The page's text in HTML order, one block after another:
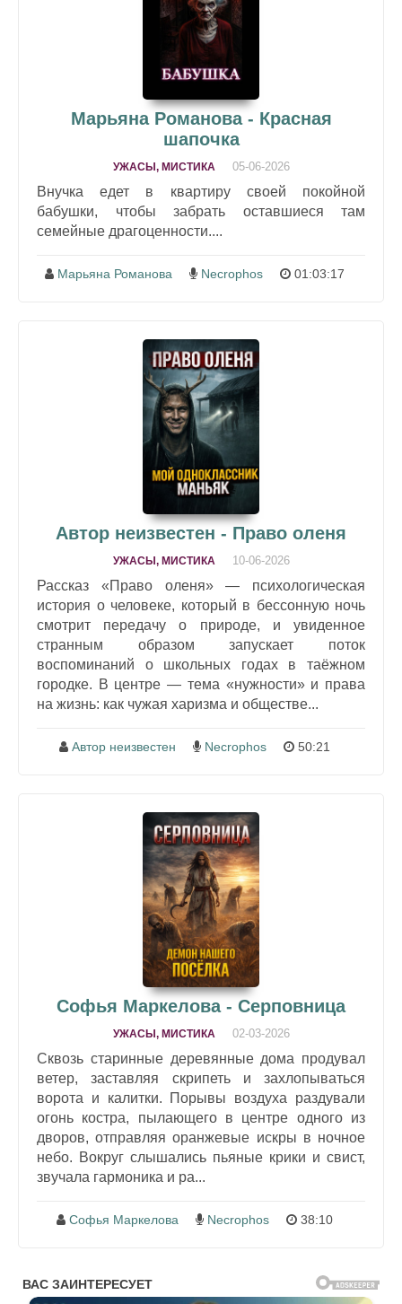
Марьяна Романова - Красная
шапочка
УЖАСЫ, МИСТИКА 05-06-2026
Внучка едет в квартиру своей покойной
бабушки, чтобы забрать оставшиеся там
семейные драгоценности....
Марьяна Романова Necrophos 01:03:17
Автор неизвестен - Право оленя
УЖАСЫ, МИСТИКА 10-06-2026
Рассказ «Право оленя» — психологическая
история о человеке, который в бессонную ночь
смотрит передачу о природе, и увиденное
странным образом запускает поток
воспоминаний о школьных годах в таёжном
городке. В центре — тема «нужности» и права
на жизнь: как чужая харизма и обществе...
Автор неизвестен Necrophos 50:21
Софья Маркелова - Серповница
УЖАСЫ, МИСТИКА 02-03-2026
Сквозь старинные деревянные дома продувал
ветер, заставляя скрипеть и захлопываться
ворота и калитки. Порывы воздуха раздували
огонь костра, пылающего в центре одного из
дворов, отправляя оранжевые искры в ночное
небо. Вокруг слышались пьяные крики и свист,
звучала гармоника и ра...
Софья Маркелова Necrophos 38:10